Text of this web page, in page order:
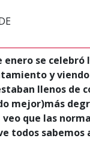
enero se
y
llenos de
mejor)más
que las
todos